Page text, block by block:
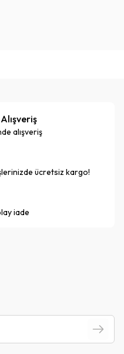
alışveriş
ücretsiz kargo!
iade